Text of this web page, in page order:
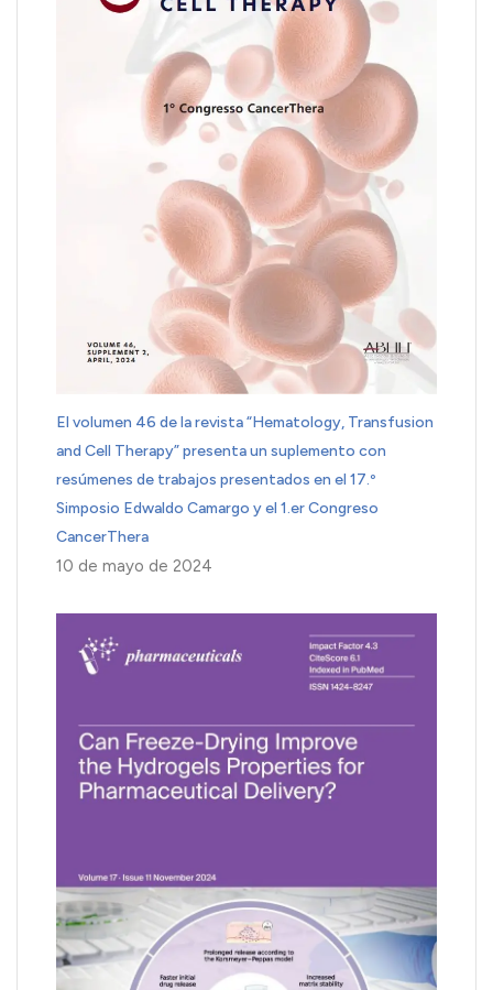
El volumen 46 de la revista “Hematology, Transfusion
and Cell Therapy” presenta un suplemento con
resúmenes de trabajos presentados en el 17.º
Simposio Edwaldo Camargo y el 1.er Congreso
CancerThera
10 de mayo de 2024